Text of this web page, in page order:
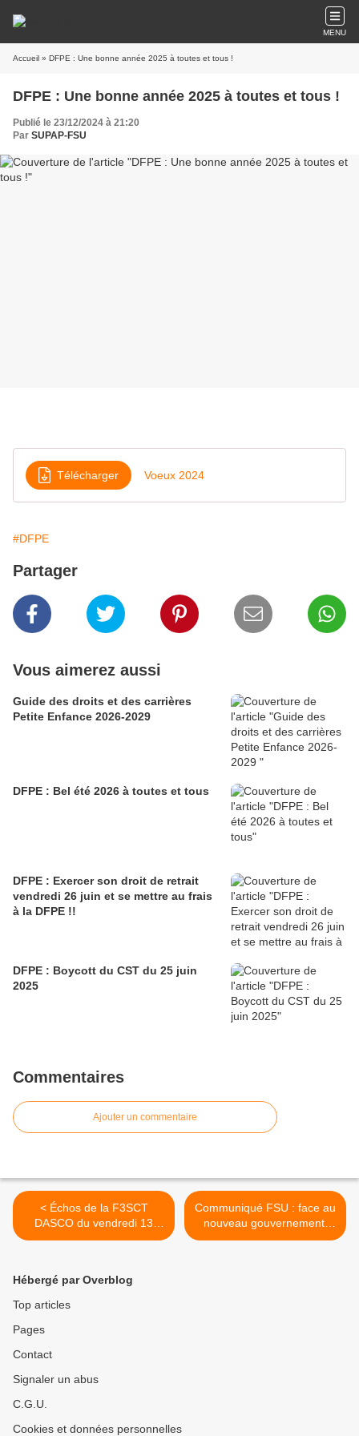
MENU
Accueil » DFPE : Une bonne année 2025 à toutes et tous !
DFPE : Une bonne année 2025 à toutes et tous !
Publié le 23/12/2024 à 21:20
Par SUPAP-FSU
Télécharger Voeux 2024
#DFPE
Partager
Vous aimerez aussi
Guide des droits et des carrières
Petite Enfance 2026-2029
DFPE : Bel été 2026 à toutes et tous
DFPE : Exercer son droit de retrait
vendredi 26 juin et se mettre au frais
à la DFPE !!
DFPE : Boycott du CST du 25 juin
2025
Commentaires
Ajouter un commentaire
< Échos de la F3SCT
DASCO du vendredi 13
décembre 2024
Communiqué FSU : face au
nouveau gouvernement,
nos revendications restent
Hébergé par Overblog
Top articles
Pages
Contact
Signaler un abus
C.G.U.
Cookies et données personnelles